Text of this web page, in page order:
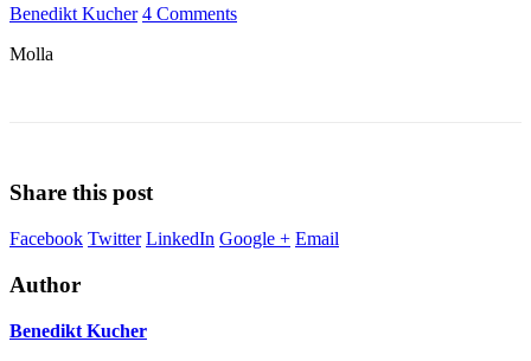
Benedikt Kucher 4 Comments
Molla
Share this post
Facebook Twitter LinkedIn Google + Email
Author
Benedikt Kucher